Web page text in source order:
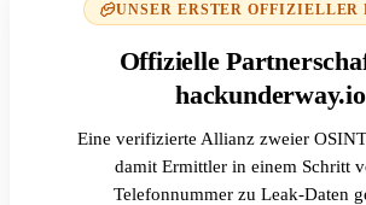
UNSER ERSTER OFFIZIELLER
Offizielle
hackunderway.io
Eine verifizierte Allianz zweier
damit Ermittler in einem Schritt
Telefonnummer zu Leak-Daten